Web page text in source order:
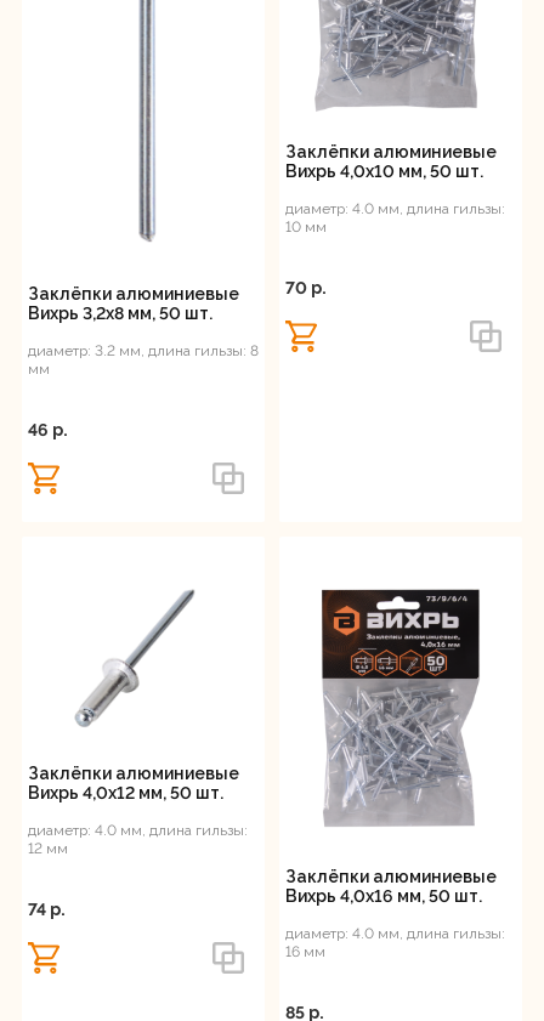
Заклёпки алюминиевые
Вихрь 3,2х8 мм, 50 шт.
диаметр: 3.2 мм, длина гильзы: 8
мм
46 p.
Заклёпки алюминиевые
Вихрь 4,0х10 мм, 50 шт.
диаметр: 4.0 мм, длина гильзы:
10 мм
70 p.
Заклёпки алюминиевые
Вихрь 4,0х12 мм, 50 шт.
диаметр: 4.0 мм, длина гильзы:
12 мм
74 p.
Заклёпки алюминиевые
Вихрь 4,0х16 мм, 50 шт.
диаметр: 4.0 мм, длина гильзы:
16 мм
85 p.